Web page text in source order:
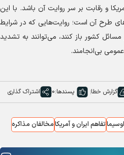
و رقابت بر سر روایت آن باشد. با این
طرح آن است؛ روایت‌هایی که در شرایط
کشور باز کنند، می‌توانند به تشدید
بی‌انجامند.
گزارش خطا پسندها:0 اشتراک گذاری
تفاهم ایران و آمریکامخالفان مذاکره